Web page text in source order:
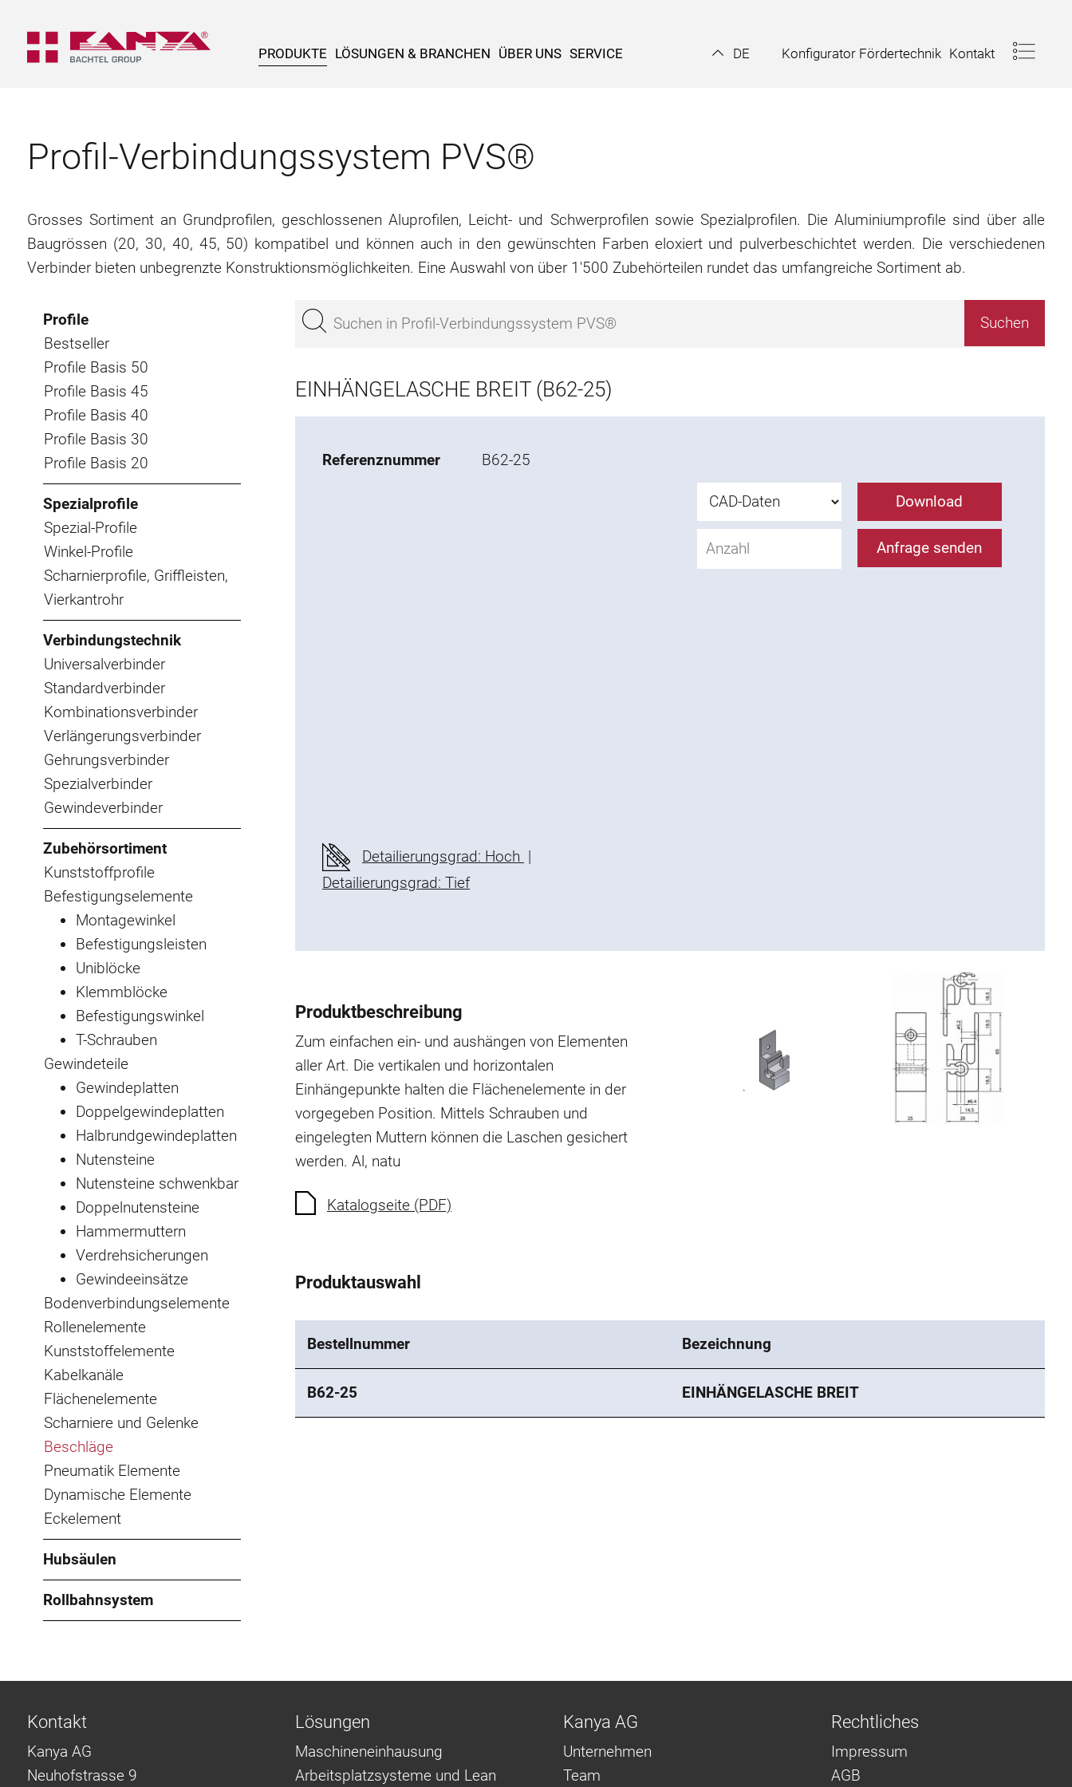
PRODUKTE LÖSUNGEN & BRANCHEN ÜBER UNS SERVICE DE Konfigurator Fördertechnik Kontakt
Profil-Verbindungssystem PVS®
Grosses Sortiment an Grundprofilen, geschlossenen Aluprofilen, Leicht- und Schwerprofilen sowie Spezialprofilen. Die Aluminiumprofile sind über alle
Baugrössen (20, 30, 40, 45, 50) kompatibel und können auch in den gewünschten Farben eloxiert und pulverbeschichtet werden. Die verschiedenen
Verbinder bieten unbegrenzte Konstruktionsmöglichkeiten. Eine Auswahl von über 1'500 Zubehörteilen rundet das umfangreiche Sortiment ab.
Profile
Bestseller
Profile Basis 50
Profile Basis 45
Profile Basis 40
Profile Basis 30
Profile Basis 20
Spezialprofile
Spezial-Profile
Winkel-Profile
Scharnierprofile, Griffleisten,
Vierkantrohr
Verbindungstechnik
Universalverbinder
Standardverbinder
Kombinationsverbinder
Verlängerungsverbinder
Gehrungsverbinder
Spezialverbinder
Gewindeverbinder
Zubehörsortiment
Kunststoffprofile
Befestigungselemente
Montagewinkel
Befestigungsleisten
Uniblöcke
Klemmblöcke
Befestigungswinkel
T-Schrauben
Gewindeteile
Gewindeplatten
Doppelgewindeplatten
Halbrundgewindeplatten
Nutensteine
Nutensteine schwenkbar
Doppelnutensteine
Hammermuttern
Verdrehsicherungen
Gewindeeinsätze
Bodenverbindungselemente
Rollenelemente
Kunststoffelemente
Kabelkanäle
Flächenelemente
Scharniere und Gelenke
Beschläge
Pneumatik Elemente
Dynamische Elemente
Eckelement
Hubsäulen
Rollbahnsystem
EINHÄNGELASCHE BREIT (B62-25)
Referenznummer B62-25
Detailierungsgrad: Hoch |
Detailierungsgrad: Tief
Download
Anfrage senden
Produktbeschreibung
Zum einfachen ein- und aushängen von Elementen
aller Art. Die vertikalen und horizontalen
Einhängepunkte halten die Flächenelemente in der
vorgegeben Position. Mittels Schrauben und
eingelegten Muttern können die Laschen gesichert
werden. Al, natu
Katalogseite (PDF)
Produktauswahl
Bestellnummer Bezeichnung
B62-25 EINHÄNGELASCHE BREIT
Kontakt
Kanya AG
Neuhofstrasse 9
Lösungen
Maschineneinhausung
Arbeitsplatzsysteme und Lean
Kanya AG
Unternehmen
Team
Rechtliches
Impressum
AGB